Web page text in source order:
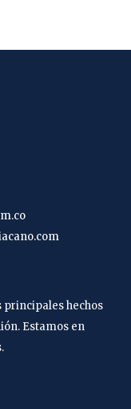
principales hechos
Estamos en